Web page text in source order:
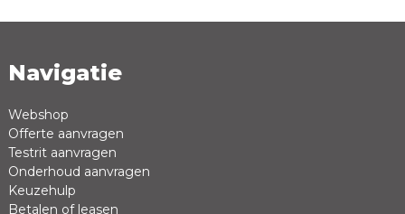
Naam *
Review *
Navigatie
Webshop
Offerte aanvragen
Testrit aanvragen
Onderhoud aanvragen
Keuzehulp
Betalen of leasen